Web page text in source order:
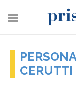
CERUTTI